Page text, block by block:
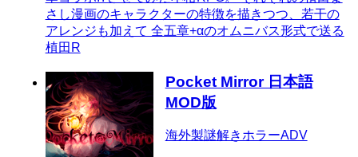
さし漫画のキャラクターの特徴を描きつつ、若干の
アレンジも加えて 全五章+αのオムニバス形式で送る
植田R
Pocket Mirror 日本語
MOD版
海外製謎解きホラーADV